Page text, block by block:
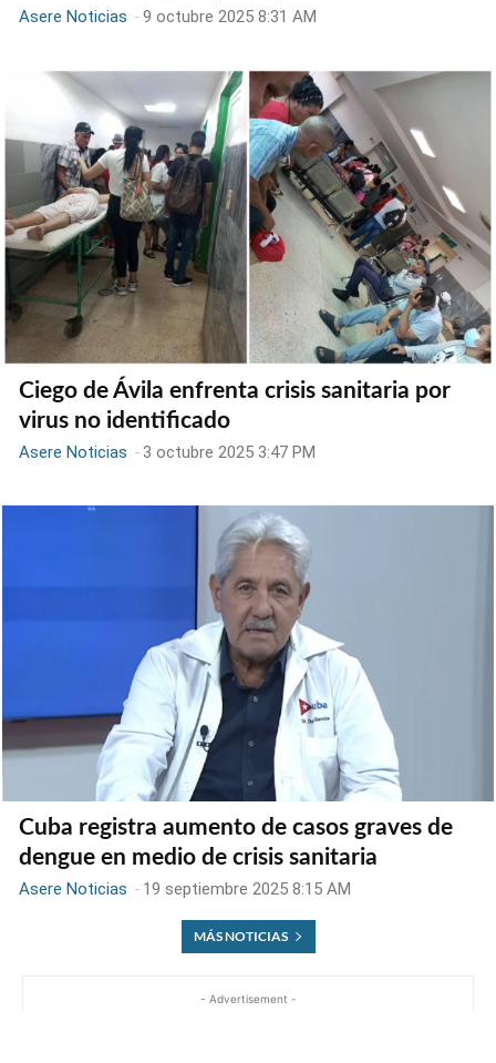
Asere Noticias -9 octubre 2025 8:31 AM
Ciego de Ávila enfrenta crisis sanitaria por
virus no identificado
Asere Noticias - 3 octubre 2025 3:47 PM
Cuba registra aumento de casos graves de
dengue en medio de crisis sanitaria
Asere Noticias - 19 septiembre 2025 8:15 AM
MÁS NOTICIAS
- Advertisement -